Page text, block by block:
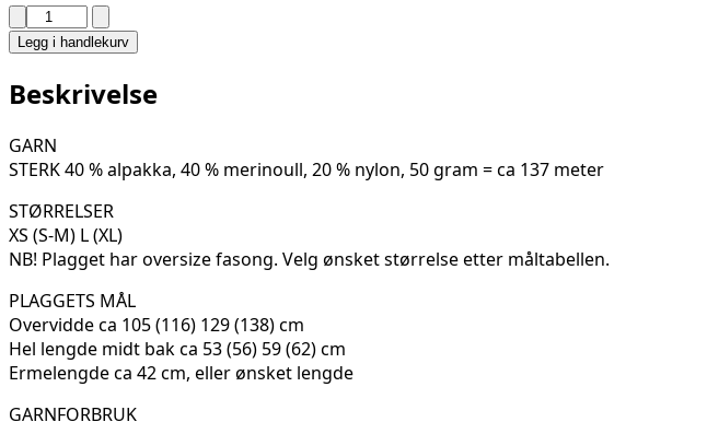
HAGA
GENSER
BY
ØYUNN
KROGH
06-
04
antall
Legg i handlekurv
Beskrivelse
GARN
STERK 40 % alpakka, 40 % merinoull, 20 % nylon, 50 gram = ca 137 meter
STØRRELSER
XS (S-M) L (XL)
NB! Plagget har oversize fasong. Velg ønsket størrelse etter måltabellen.
PLAGGETS MÅL
Overvidde ca 105 (116) 129 (138) cm
Hel lengde midt bak ca 53 (56) 59 (62) cm
Ermelengde ca 42 cm, eller ønsket lengde
GARNFORBRUK